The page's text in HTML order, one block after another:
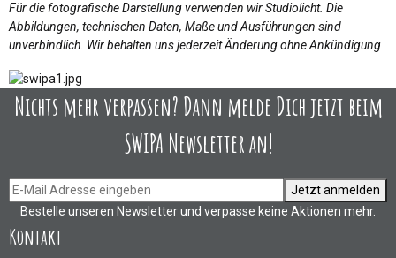
Für die fotografische Darstellung verwenden wir Studiolicht. Die
Abbildungen, technischen Daten, Maße und Ausführungen sind
unverbindlich. Wir behalten uns jederzeit Änderung ohne Ankündigung
Nichts mehr verpassen? Dann melde Dich jetzt beim
SWIPA Newsletter an!
Jetzt anmelden
Bestelle unseren Newsletter und verpasse keine Aktionen mehr.
Kontakt